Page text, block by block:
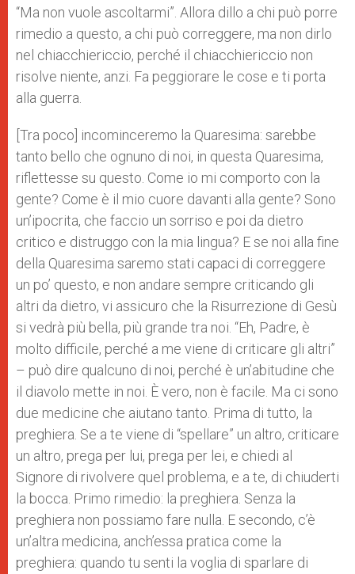
“Ma non vuole ascoltarmi”. Allora dillo a chi può porre
rimedio a questo, a chi può correggere, ma non dirlo
nel chiacchiericcio, perché il chiacchiericcio non
risolve niente, anzi. Fa peggiorare le cose e ti porta
alla guerra.
[Tra poco] incominceremo la Quaresima: sarebbe
tanto bello che ognuno di noi, in questa Quaresima,
riflettesse su questo. Come io mi comporto con la
gente? Come è il mio cuore davanti alla gente? Sono
un’ipocrita, che faccio un sorriso e poi da dietro
critico e distruggo con la mia lingua? E se noi alla fine
della Quaresima saremo stati capaci di correggere
un po’ questo, e non andare sempre criticando gli
altri da dietro, vi assicuro che la Risurrezione di Gesù
si vedrà più bella, più grande tra noi. “Eh, Padre, è
molto difficile, perché a me viene di criticare gli altri”
– può dire qualcuno di noi, perché è un’abitudine che
il diavolo mette in noi. È vero, non è facile. Ma ci sono
due medicine che aiutano tanto. Prima di tutto, la
preghiera. Se a te viene di “spellare” un altro, criticare
un altro, prega per lui, prega per lei, e chiedi al
Signore di rivolvere quel problema, e a te, di chiuderti
la bocca. Primo rimedio: la preghiera. Senza la
preghiera non possiamo fare nulla. E secondo, c’è
un’altra medicina, anch’essa pratica come la
preghiera: quando tu senti la voglia di sparlare di